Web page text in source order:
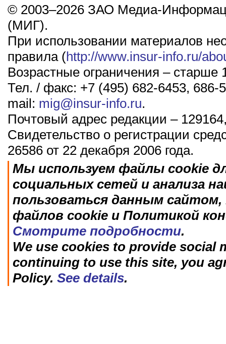
© 2003–2026 ЗАО Медиа-
(МИГ).
При использовании материалов
правила (http://www.insur-info.ru/
Возрастные ограничения – старше
Тел. / факс: +7 (495) 682-6453, 686-
mail: mig@insur-info.ru.
Почтовый адрес редакции –
Свидетельство о регистрации
26586 от 22 декабря 2006 года.
Мы используем файлы cookie
социальных сетей и анализа
пользоваться данным
файлов cookie и Политикой
Смотрите подробности.
We use cookies to provide social
continuing to use this site, you
Policy. See details.